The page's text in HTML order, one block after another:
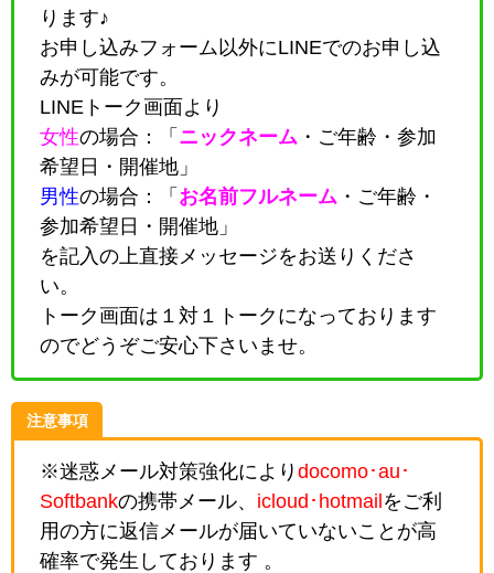
ります♪
お申し込みフォーム以外にLINEでのお申し込
みが可能です。
LINEトーク画面より
女性の場合：「 ニックネーム ・ ご年齢・参加
希望日・開催地」
男性の場合：「 お名前フルネーム ・ ご年齢・
参加希望日・開催地」
を記入の上直接メッセージをお送りくださ
い。
トーク画面は１対１トークになっております
のでどうぞご安心下さいませ。
注意事項
※迷惑メール対策強化により docomo･au･
Softbankの携帯メール、 icloud･hotmail をご利
用の方に返信メールが届いていないことが高
確率で発生しております 。